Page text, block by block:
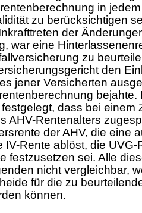
in
zu berücksichtigen
der
war eine
zu
den
jener Versicherten
bejahte.
dass bei einem
AHV-Rentenalters
der AHV, die eine
IV-Rente ablöst, die UVG-
festzusetzen sei. Alle
nicht vergleichbar,
für die zu
können.